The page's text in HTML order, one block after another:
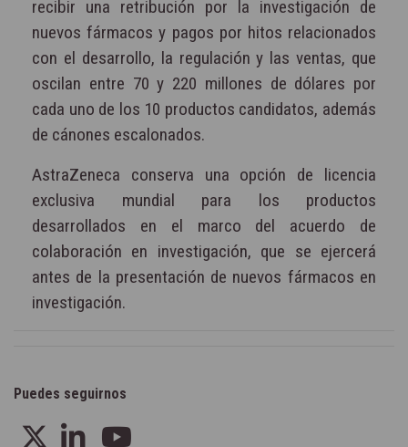
recibir una retribución por la investigación de
nuevos fármacos y pagos por hitos relacionados
con el desarrollo, la regulación y las ventas, que
oscilan entre 70 y 220 millones de dólares por
cada uno de los 10 productos candidatos, además
de cánones escalonados.
AstraZeneca conserva una opción de licencia
exclusiva mundial para los productos
desarrollados en el marco del acuerdo de
colaboración en investigación, que se ejercerá
antes de la presentación de nuevos fármacos en
investigación.
Puedes seguirnos